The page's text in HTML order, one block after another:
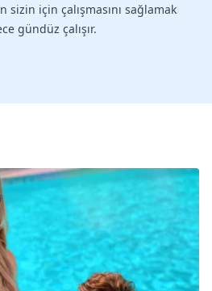
sizin için çalışmasını sağlamak
gündüz çalışır.